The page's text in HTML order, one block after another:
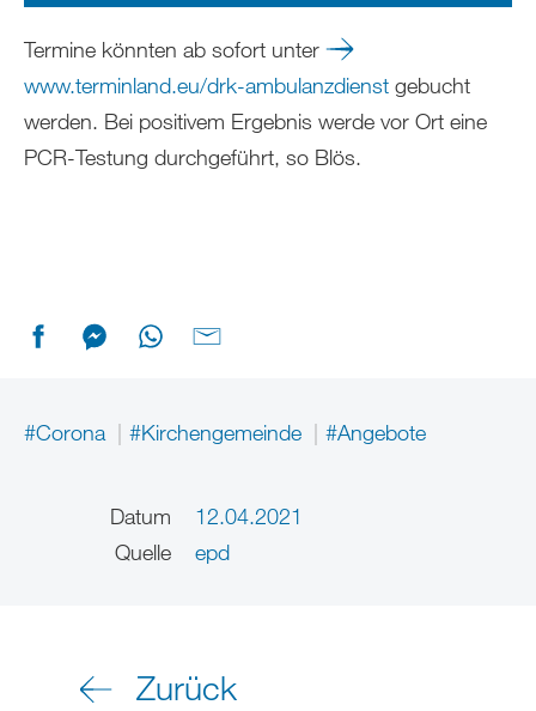
Termine könnten ab sofort unter
www.terminland.eu/drk-ambulanzdienst gebucht
werden. Bei positivem Ergebnis werde vor Ort eine
PCR-Testung durchgeführt, so Blös.
#Corona #Kirchengemeinde #Angebote
Datum
12.04.2021
Quelle
epd
Zurück